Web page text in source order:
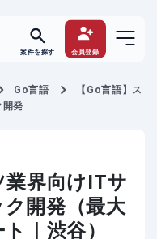
案件を探す 会員登録
Go言語
【Go言語】ス
開発
業界向けITサ
開発（最大
｜渋谷）